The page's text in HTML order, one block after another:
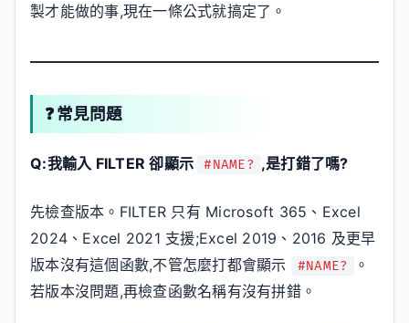
製才能做的事,現在一條公式就搞定了。
❓ 常見問題
Q:我輸入 FILTER 卻顯示 #NAME? ,是打錯了嗎?
先檢查版本。FILTER 只有 Microsoft 365、Excel
2024、Excel 2021 支援;Excel 2019、2016 及更早
版本沒有這個函數,不管怎麼打都會顯示
#NAME?
。
若版本沒問題,再檢查函數名稱有沒有拼錯。